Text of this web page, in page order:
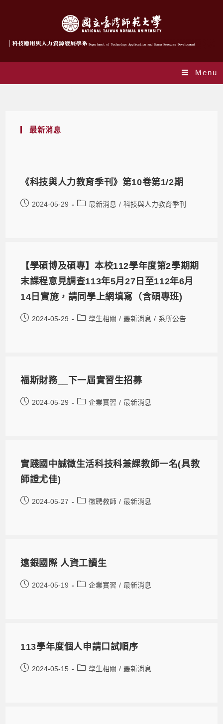
Menu
最新消息
《科技與人力教育季刊》第10卷第1/2期
2024-05-29 最新消息 / 科技與人力教育季刊
【學碩博及碩專】本校112學年度第2學期期
末課程意見調查113年5月27日至112年6月
14日實施，請同學上網填寫（含碩專班)
2024-05-29 學生相關 / 最新消息 / 系所公告
福斯財務__下一屆實習生招募
2024-05-29 企業實習 / 最新消息
實踐國中誠徵生活科技科兼課教師一名(具教
師證尤佳)
2024-05-27 徵聘教師 / 最新消息
遠銀國際 人資工讀生
2024-05-19 企業實習 / 最新消息
113學年度個人申請口試順序
2024-05-15 學生相關 / 最新消息